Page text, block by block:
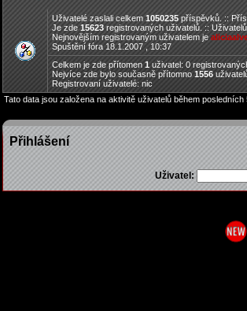
Uživatelé zaslali celkem1050235příspěvků. ::
Je zde15623 registrovaných uživatelů. ::
Nejnovějším registrovaným uživatelem je
Spuštění fóra 18.1.2007 , 10:37
Celkem je zde přítomen 1 uživatel: 0
Nejvíce zde bylo současně přítomno 1556
Registrovaní uživatelé: nic
Tato data jsou založena na aktivitě uživatelů během posledních
Přihlášení
Uživatel: